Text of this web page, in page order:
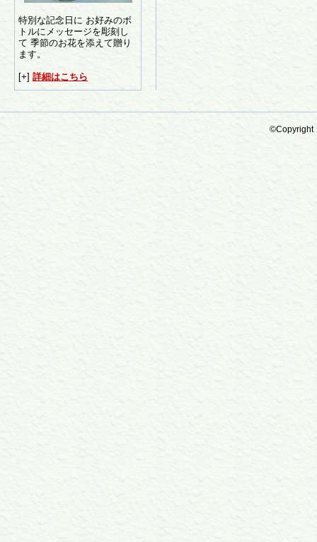
特別な記念日に お好みのボ
トルにメッセージを彫刻し
て 季節のお花を添えて贈り
ます。
[+] 詳細はこちら
©Copyright